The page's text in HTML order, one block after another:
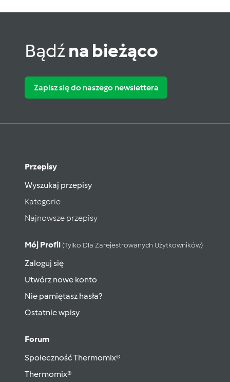
Bądźna bieżąco
Zapisz się do naszego newslettera
Przepisy
Wyszukaj przepisy
Kategorie
Najnowsze przepisy
Mój Profil (tylko Dla Zarejestrowanych Użytkowników)
Zaloguj się
Utwórz nowe konto
Nie pamiętasz hasła?
Ostatnie wpisy
Forum
Społeczność Thermomix®
Thermomix®